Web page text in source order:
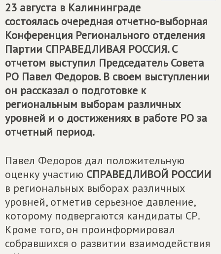
23 августа в Калининграде
состоялась очередная отчетно-выборная
Конференция Регионального отделения
Партии СПРАВЕДЛИВАЯ РОССИЯ. С
отчетом выступил Председатель Совета
РО Павел Федоров. В своем выступлении
он рассказал о подготовке к
региональным выборам различных
уровней и о достижениях в работе РО за
отчетный период.
Павел Федоров дал положительную
оценку участию СПРАВЕДЛИВОЙ РОССИИ
в региональных выборах различных
уровней, отметив серьезное давление,
которому подвергаются кандидаты СР.
Кроме того, он проинформировал
собравшихся о развитии взаимодействия